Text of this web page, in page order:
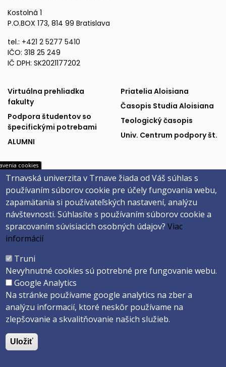
Kostolná 1
P.O.BOX 173, 814 99 Bratislava
tel.: +421 2 5277 5410
IČO: 318 25 249
IČ DPH: SK2021177202
Fakulta
a
podpora
Virtuálna prehliadka
fakulty
Podpora študentov so
špecifickými potrebami
ALUMNI
Publikácie
a
partneri
Priatelia Aloisiana
Časopis Studia Aloisiana
Teologický časopis
Univ. Centrum podpory št.
Univerzitné
systémy
MAIS
Webmail na Office 365
Evidencia záv. prác
Univerzitné inf. systémy
Sociálne
siete
Facebook
Instagram
YouTube
Päta
Správca obsahu
Technická podpora
Vyhlásenie o prístupnosti
Cookies
Copyright ©2026 Trnavská univerzita v Trnave
Created by
cookies
Trnavská univerzita v Trnave žiada od Váš súhlas s
používaním súborov cookie pre účely fungovania webu,
zapamätania si používateľských nastavení, analýzu
návštevnosti. Súhlasíte s používaním súborov cookie a
spracovaním súvisiacich osobných údajov?Viac
informácií
Truni
Nevyhnutné cookies sú potrebné pre fungovanie webu.
Google Analytics
Na stránke používame google analytics na zber a
analýzu informacií, ktoré neskôr používame na
zlepšovanie a skvalitňovanie našich služieb.
Uložiť